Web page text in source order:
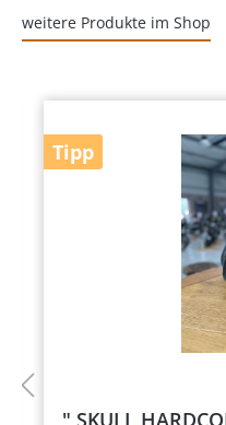
weitere Produkte im Shop
Tipp
" SKULL